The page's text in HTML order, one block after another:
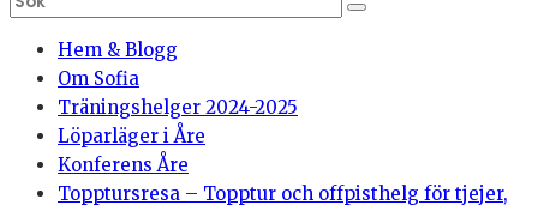
Hem & Blogg
Om Sofia
Träningshelger 2024-2025
Löparläger i Åre
Konferens Åre
Topptursresa – Topptur och offpisthelg för tjejer,